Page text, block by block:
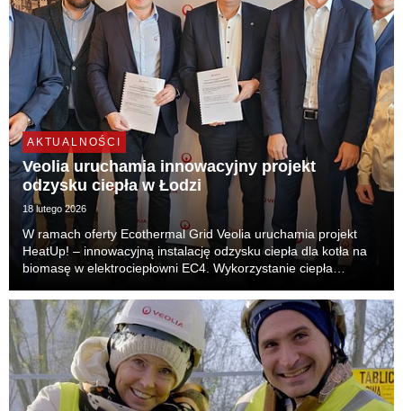
AKTUALNOŚCI
Veolia uruchamia innowacyjny projekt
odzysku ciepła w Łodzi
18 lutego 2026
W ramach oferty Ecothermal Grid Veolia uruchamia projekt
HeatUp! – innowacyjną instalację odzysku ciepła dla kotła na
biomasę w elektrociepłowni EC4. Wykorzystanie ciepła
osiągnięcia neutralności klimatycznej. Zwiększ...